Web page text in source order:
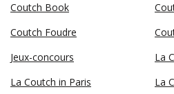
Coutch Book
Coutch Foudre
Jeux-concours
La
La Coutch in Paris
La